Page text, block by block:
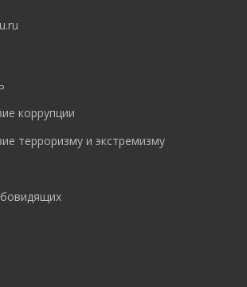
коррупции
терроризму и экстремизму